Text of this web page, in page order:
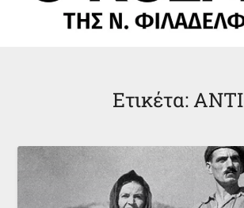
Ετικέτα:ΑΝΤΙ